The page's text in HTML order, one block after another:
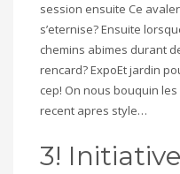
session ensuite Ce
s’eternise? Ensuite
chemins abimes durant
rencard? ExpoEt jardin
cep! On nous bouquin
recent apres style…
3!